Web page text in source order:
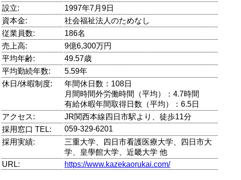
設立:
1997年7月9日
資本金:
社会福祉法人のためなし
従業員数:
186名
売上高:
9億6,300万円
平均年齢:
49.57歳
平均勤続年数:
5.59年
休日/休暇制度:
年間休日数：108日
月間時間外労働時間（平均）：4.7時間
有給休暇年間取得日数（平均）：6.5日
アクセス:
JR関西本線四日市駅より、徒歩11分
採用窓口 TEL:
059-329-6201
採用実績:
三重大学、四日市看護医療大学、四日市大
学、皇學館大学、近畿大学 他
URL:
https://www.kazekaorukai.com/